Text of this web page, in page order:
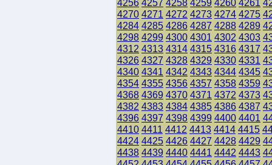
4256 4257 4258 4259 4260 4261
4270 4271 4272 4273 4274 4275
4284 4285 4286 4287 4288 4289
4298 4299 4300 4301 4302 4303
4312 4313 4314 4315 4316 4317
4326 4327 4328 4329 4330 4331
4340 4341 4342 4343 4344 4345
4354 4355 4356 4357 4358 4359
4368 4369 4370 4371 4372 4373
4382 4383 4384 4385 4386 4387
4396 4397 4398 4399 4400 4401
4410 4411 4412 4413 4414 4415
4424 4425 4426 4427 4428 4429
4438 4439 4440 4441 4442 4443